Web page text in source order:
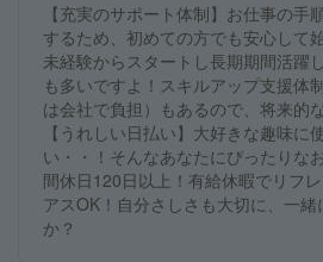
【充実のサポート体制】お仕事の手
するため、初めての方でも安心して
未経験からスタートし長期期間活躍
も多いですよ！スキルアップ支援体
は会社で負担）もあるので、将来的
【うれしい日払い】大好きな趣味に
い・・！そんなあなたにぴったりな
間休日120日以上！有給休暇でリフ
アスOK！自分さしさも大切に、一
か？